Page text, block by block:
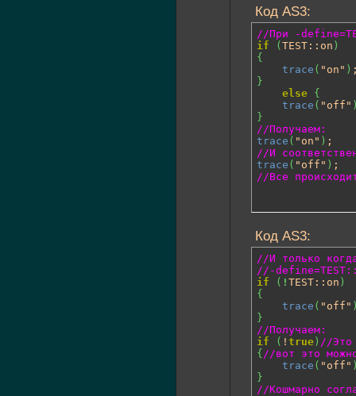
Код AS3:
//При -
if
( TEST::on )
{
trace ( "on" )
}
else {
trace ( "off"
}
//Получаем:
trace ( "on" )
//И
trace ( "off" )
//Все
Код AS3:
//И только
//-
if
( ! TEST::on )
{
trace ( "off"
}
//Получаем:
if
( ! true ) //Это
{ //вот это
trace ( "off"
}
//Кошмарно